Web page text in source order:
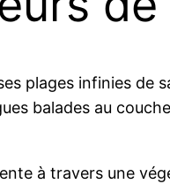
plages infinies
balades au
à travers une